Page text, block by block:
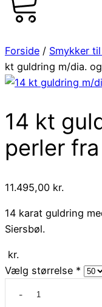
0
0,00 kr.
Forside / Smykker
kt guldring m/dia.
14 kt
perler
11.495,00 kr.
14 karat guldring
Siersbøl.
kr.
Vælg størrelse *